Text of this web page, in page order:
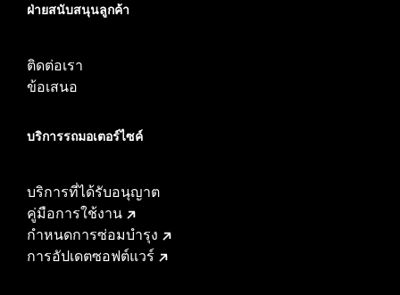
ฝ่ายสนับสนุนลูกค้า
ติดต่อเรา
ข้อเสนอ
บริการรถมอเตอร์ไซค์​
บริการที่ได้รับอนุญาต
คู่มือการใช้งาน
กำหนดการซ่อมบำรุง
การอัปเดตซอฟต์แวร์